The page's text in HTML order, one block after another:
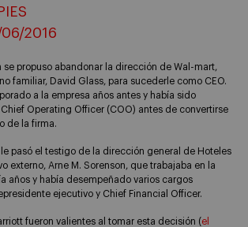
2016
se propuso abandonar la dirección de Wal-mart,
familiar, David Glass, para sucederle como CEO.
a la empresa años antes y había sido
Operating Officer (COO) antes de convertirse
de la firma.
pasó el testigo de la dirección general de Hoteles
externo, Arne M. Sorenson, que trabajaba en la
años y había desempeñado varios cargos
ejecutivo y Chief Financial Officer.
fueron valientes al tomar esta decisión (el